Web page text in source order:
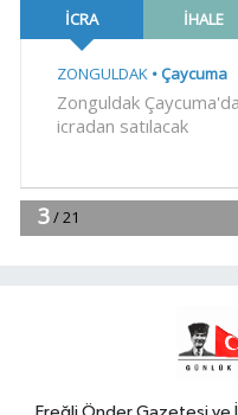
hazır
bin
Ereğli Önder Gazetesi ve